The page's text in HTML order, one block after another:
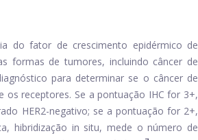
do fator de crescimento epidérmico de
formas de tumores, incluindo câncer de
para determinar se o câncer de
os receptores. Se a pontuação IHC for 3+,
HER2-negativo; se a pontuação for 2+,
hibridização in situ, mede o número de